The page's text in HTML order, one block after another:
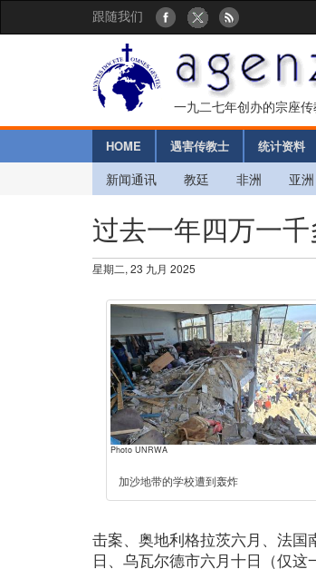
跟随我们
一九二七年创办的宗座
HOME 遇害传教士 统计资料
新闻通讯 教廷 非洲 亚洲
过去一年四万一
星期二, 23 九月 2025
Photo UNRWA
加沙地带的学校遭到轰炸
击案、奥地利格拉茨六月、法
日、乌瓦尔德市六月十日（仅